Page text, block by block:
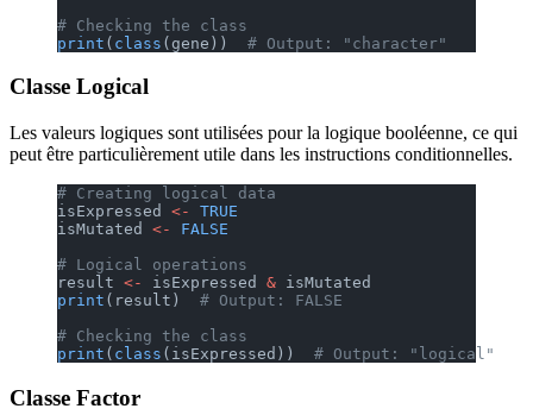
# Checking the class
print ( class (gene)) # Output: "character"
Classe Logical
Les valeurs logiques sont utilisées pour la logique booléenne, ce qui
peut être particulièrement utile dans les instructions conditionnelles.
# Creating logical data
isExpressed <-
TRUE
isMutated <-
FALSE
# Logical operations
result <- isExpressed & isMutated
print (result) # Output: FALSE
# Checking the class
print ( class (isExpressed)) # Output: "logical"
Classe Factor